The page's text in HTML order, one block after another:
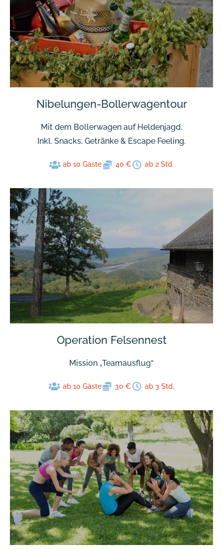
Nibelungen-Bollerwagentour
Mit dem Bollerwagen auf Heldenjagd.
Inkl. Snacks, Getränke & Escape Feeling.
ab 10 Gäste 40 € ab 2 Std.
Operation Felsennest
Mission „Teamausflug“
ab 10 Gäste 30 € ab 3 Std.